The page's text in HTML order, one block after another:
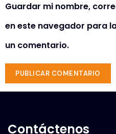
Guardar mi nombre,
en este navegador para
un comentario.
Contáctenos